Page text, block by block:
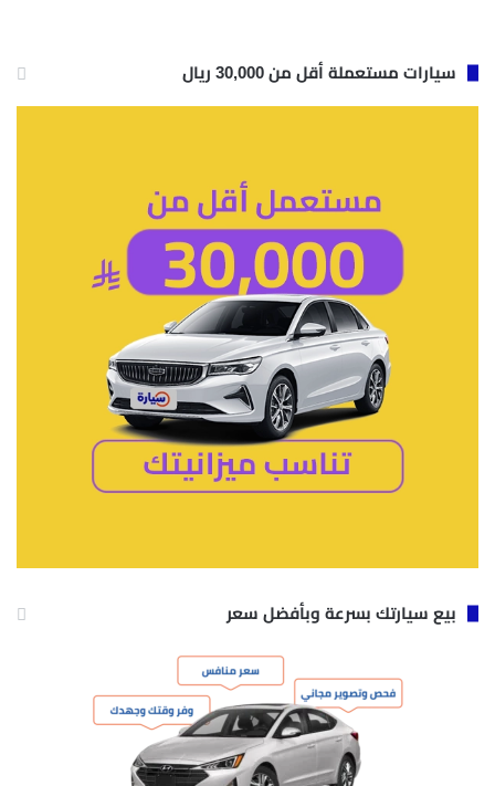
سيارات مستعملة أقل من 30,000 ريال
بيع سيارتك بسرعة وبأفضل سعر